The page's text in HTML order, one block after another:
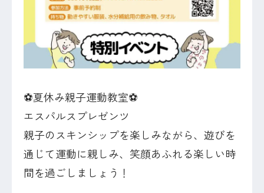
⚽夏休み親子運動教室⚽
エスパルスプレゼンツ
親子のスキンシップを楽しみながら、遊びを
通じて運動に親しみ、笑顔あふれる楽しい時
間を過ごしましょう！